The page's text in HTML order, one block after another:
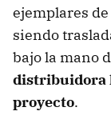
ejemplares
siendo
bajo la mano
distribuidora
proyecto.